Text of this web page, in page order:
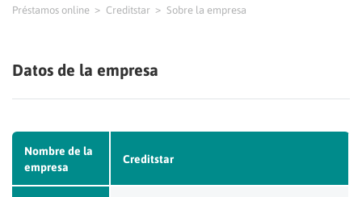
Préstamos online Creditstar Sobre la empresa
Datos de la empresa
Nombre de la
empresa
Creditstar